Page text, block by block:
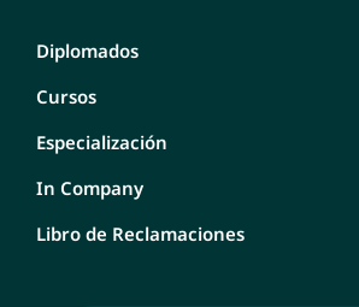
Diplomados
Cursos
Especialización
In Company
Libro de Reclamaciones